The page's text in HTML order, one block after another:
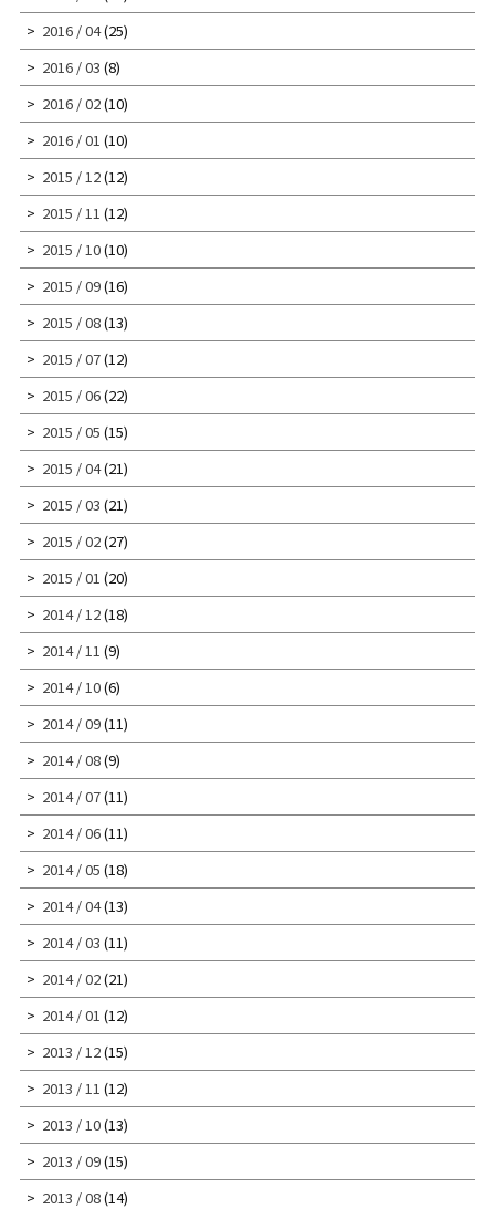
2016 / 04(25)
2016 / 03 (8)
2016 / 02(10)
2016 / 01 (10)
2015 / 12(12)
2015 / 11 (12)
2015 / 10(10)
2015 / 09(16)
2015 / 08(13)
2015 / 07(12)
2015 / 06(22)
2015 / 05 (15)
2015 / 04(21)
2015 / 03 (21)
2015 / 02(27)
2015 / 01 (20)
2014 / 12(18)
2014 / 11 (9)
2014 / 10(6)
2014 / 09(11)
2014 / 08(9)
2014 / 07(11)
2014 / 06(11)
2014 / 05 (18)
2014 / 04(13)
2014 / 03 (11)
2014 / 02(21)
2014 / 01 (12)
2013 / 12(15)
2013 / 11 (12)
2013 / 10(13)
2013 / 09(15)
2013 / 08(14)